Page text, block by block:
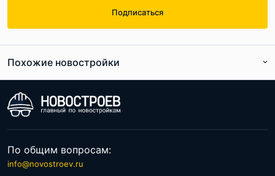
Подписаться
Похожие новостройки
По общим вопросам:
info@novostroev.ru